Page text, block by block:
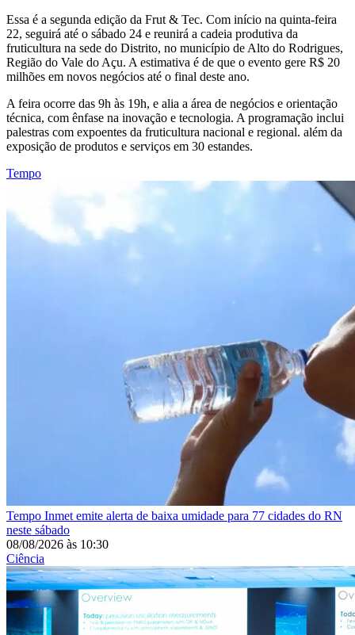
Essa é a segunda edição da Frut & Tec. Com início na quinta-feira
22, seguirá até o sábado 24 e reunirá a cadeia produtiva da
fruticultura na sede do Distrito, no município de Alto do Rodrigues,
Região do Vale do Açu. A estimativa é de que o evento gere R$ 20
milhões em novos negócios até o final deste ano.
A feira ocorre das 9h às 19h, e alia a área de negócios e orientação
técnica, com ênfase na inovação e tecnologia. A programação inclui
palestras com expoentes da fruticultura nacional e regional. além da
exposição de produtos e serviços em 30 estandes.
Tempo
Tempo Inmet emite alerta de baixa umidade para 77 cidades do RN
neste sábado
08/08/2026 às 10:30
Ciência